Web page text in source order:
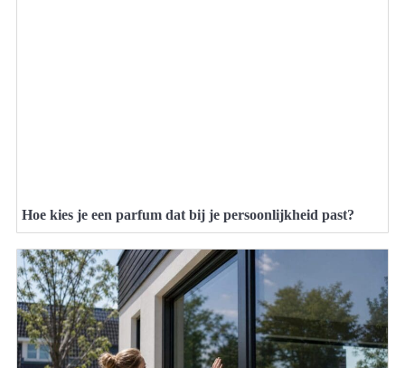
Hoe kies je een parfum dat bij je persoonlijkheid past?